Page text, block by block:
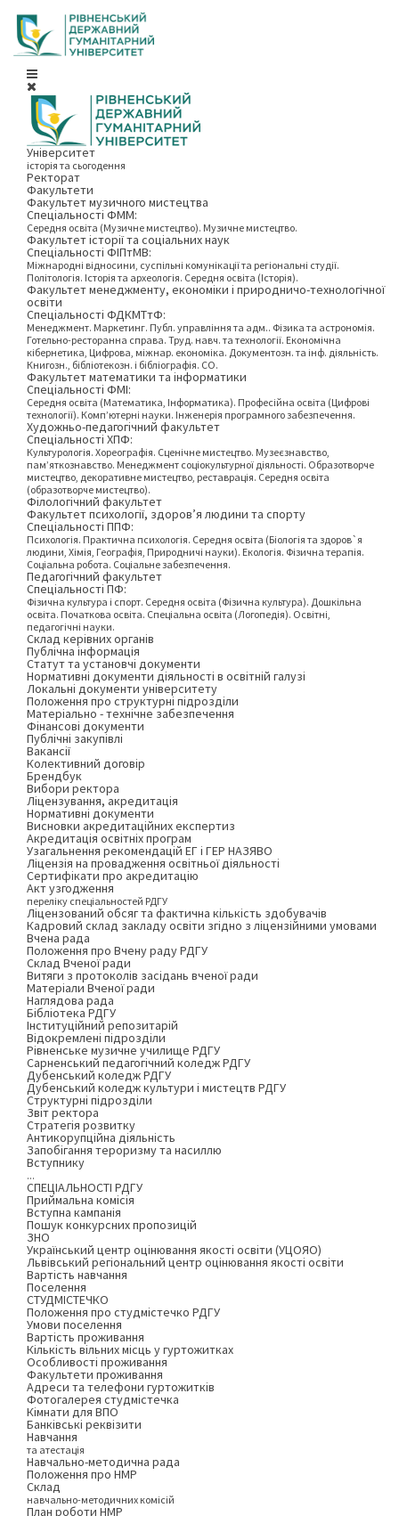
Університет
історія та сьогодення
Ректорат
Факультети
Факультет музичного мистецтва
Спеціальності ФММ:
Середня освіта (Музичне мистецтво). Музичне мистецтво.
Факультет історії та соціальних наук
Спеціальності ФІПтМВ:
Міжнародні відносини, суспільні комунікації та регіональні студії.
Політологія. Історія та археологія. Середня освіта (Історія).
Факультет менеджменту, економіки і природничо-технологічної
освіти
Спеціальності ФДКМТтФ:
Менеджмент. Маркетинг. Публ. управління та адм.. Фізика та астрономія.
Готельно-ресторанна справа. Труд. навч. та технології. Економічна
кібернетика, Цифрова, міжнар. економіка. Документозн. та інф. діяльність.
Книгозн., бібліотекозн. і бібліографія. СО.
Факультет математики та інформатики
Спеціальності ФМІ:
Середня освіта (Математика, Інформатика). Професійна освіта (Цифрові
технології). Комп’ютерні науки. Інженерія програмного забезпечення.
Художньо-педагогічний факультет
Спеціальності ХПФ:
Культурологія. Хореографія. Сценічне мистецтво. Музеєзнавство,
пам’яткознавство. Менеджмент соціокультурної діяльності. Образотворче
мистецтво, декоративне мистецтво, реставрація. Середня освіта
(образотворче мистецтво).
Філологічний факультет
Факультет психології, здоров’я людини та спорту
Спеціальності ППФ:
Психологія. Практична психологія. Середня освіта (Біологія та здоров`я
людини, Хімія, Географія, Природничі науки). Екологія. Фізична терапія.
Соціальна робота. Соціальне забезпечення.
Педагогічний факультет
Спеціальності ПФ:
Фізична культура і спорт. Середня освіта (Фізична культура). Дошкільна
освіта. Початкова освіта. Спеціальна освіта (Логопедія). Освітні,
педагогічні науки.
Склад керівних органів
Публічна інформація
Статут та установчі документи
Нормативні документи діяльності в освітній галузі
Локальні документи університету
Положення про структурні підрозділи
Матеріально - технічне забезпечення
Фінансові документи
Публічні закупівлі
Вакансії
Колективний договір
Брендбук
Вибори ректора
Ліцензування, акредитація
Нормативні документи
Висновки акредитаційних експертиз
Акредитація освітніх програм
Узагальнення рекомендацій ЕГ і ГЕР НАЗЯВО
Ліцензія на провадження освітньої діяльності
Сертифікати про акредитацію
Акт узгодження
переліку спеціальностей РДГУ
Ліцензований обсяг та фактична кількість здобувачів
Кадровий склад закладу освіти згідно з ліцензійними умовами
Вчена рада
Положення про Вчену раду РДГУ
Склад Вченої ради
Витяги з протоколів засідань вченої ради
Матеріали Вченої ради
Наглядова рада
Бібліотека РДГУ
Інституційний репозитарій
Відокремлені підрозділи
Рівненське музичне училище РДГУ
Сарненський педагогічний коледж РДГУ
Дубенський коледж РДГУ
Дубенський коледж культури і мистецтв РДГУ
Структурні підрозділи
Звіт ректора
Стратегія розвитку
Антикорупційна діяльність
Запобігання тероризму та насиллю
Вступнику
...
СПЕЦІАЛЬНОСТІ РДГУ
Приймальна комісія
Вступна кампанія
Пошук конкурсних пропозицій
ЗНО
Український центр оцінювання якості освіти (УЦОЯО)
Львівський регіональний центр оцінювання якості освіти
Вартість навчання
Поселення
СТУДМІСТЕЧКО
Положення про студмістечко РДГУ
Умови поселення
Вартість проживання
Кількість вільних місць у гуртожитках
Особливості проживання
Факультети проживання
Адреси та телефони гуртожитків
Фотогалерея студмістечка
Кімнати для ВПО
Банківські реквізити
Навчання
та атестація
Навчально-методична рада
Положення про НМР
Склад
навчально-методичних комісій
План роботи НМР